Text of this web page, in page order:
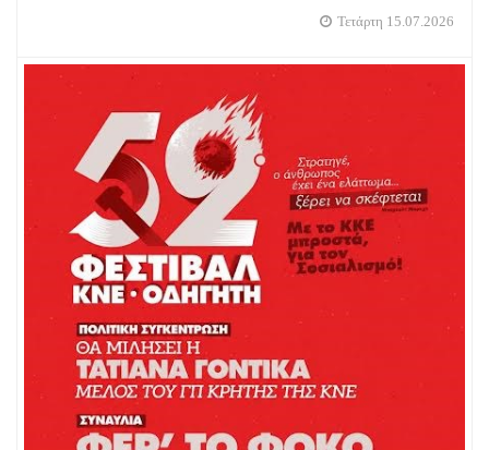
Τετάρτη 15.07.2026